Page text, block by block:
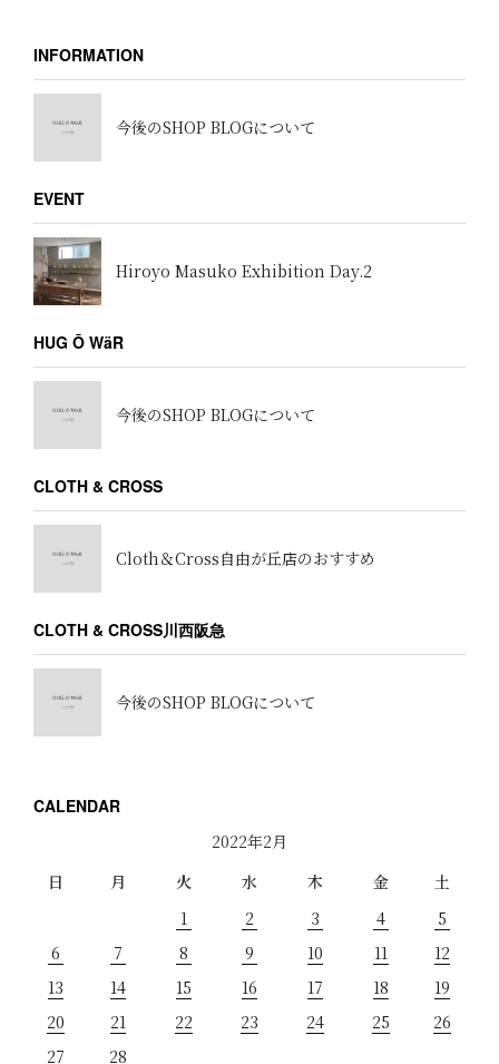
INFORMATION
今後のSHOP BLOGについて
EVENT
Hiroyo Masuko Exhibition Day.2
HUG Ō WäR
今後のSHOP BLOGについて
CLOTH & CROSS
Cloth＆Cross自由が丘店のおすすめ
CLOTH & CROSS川西阪急
今後のSHOP BLOGについて
CALENDAR
2022年2月
日
月 火 水 木 金
土
1
2 3 4
5
6
7 8 9 10 11
12
13
14 15 16 17 18
19
20
21 22 23 24 25
26
27
28